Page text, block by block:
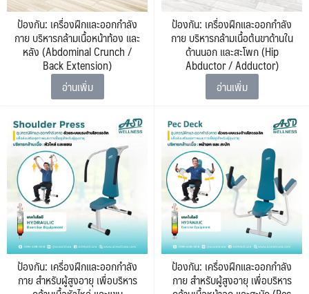
ป้องกัน: เครื่องฝึกและออกกำลัง
กาย บริหารกล้ามเนื้อหน้าท้อง และ
หลัง (Abdominal Crunch /
Back Extension)
อ่านเพิ่ม
ป้องกัน: เครื่องฝึกและออกกำลัง
กาย บริหารกล้ามเนื้อต้นขาด้านใน
ด้านนอก และสะโพก (Hip
Abductor / Adductor)
อ่านเพิ่ม
ป้องกัน: เครื่องฝึกและออกกำลัง
กาย สำหรับผู้สูงอายุ เพื่อบริหาร
ป้องกัน: เครื่องฝึกและออกกำลัง
กาย สำหรับผู้สูงอายุ เพื่อบริหาร